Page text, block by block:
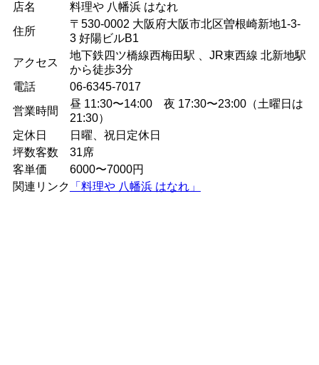
店名
料理や 八幡浜 はなれ
住所
〒530-0002 大阪府大阪市北区曽根崎新地1-3-
3 好陽ビルB1
アクセス
地下鉄四ツ橋線西梅田駅 、JR東西線 北新地駅
から徒歩3分
電話
06-6345-7017
営業時間
昼 11:30〜14:00 夜 17:30〜23:00（土曜日は
21:30）
定休日
日曜、祝日定休日
坪数客数
31席
客単価
6000〜7000円
関連リンク
「料理や 八幡浜 はなれ」